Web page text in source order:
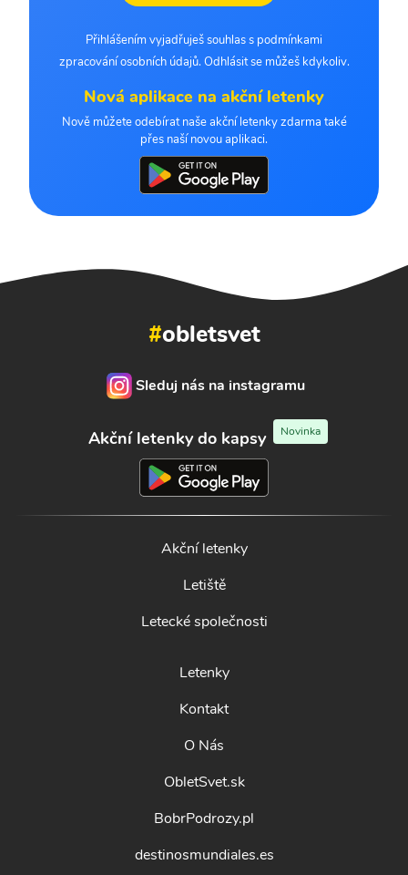
Přihlášením vyjadřuješ souhlas s podmínkami
zpracování osobních údajů. Odhlásit se můžeš kdykoliv.
Nová aplikace na akční letenky
Nově můžete odebírat naše akční letenky zdarma také
přes naší novou aplikaci.
#obletsvet
Sleduj nás na instagramu
Akční letenky do kapsy Novinka
Akční letenky
Letiště
Letecké společnosti
Letenky
Kontakt
O Nás
ObletSvet.sk
BobrPodrozy.pl
destinosmundiales.es